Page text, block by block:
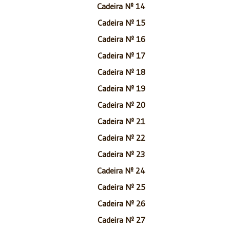
Cadeira Nº 14
Cadeira Nº 15
Cadeira Nº 16
Cadeira Nº 17
Cadeira Nº 18
Cadeira Nº 19
Cadeira Nº 20
Cadeira Nº 21
Cadeira Nº 22
Cadeira Nº 23
Cadeira Nº 24
Cadeira Nº 25
Cadeira Nº 26
Cadeira Nº 27